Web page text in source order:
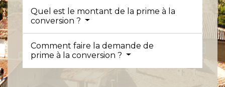
Quel est le montant de la prime à la
conversion ?
Comment faire la demande de
prime à la conversion ?